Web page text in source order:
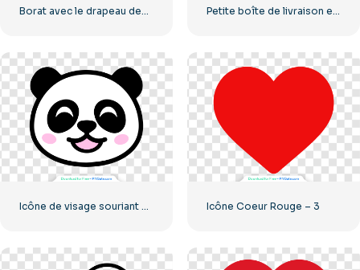
Borat avec le drapeau des États-Unis souriant Petite boîte de livraison en carton
Icône de visage souriant petit panda Icône Coeur Rouge – 3